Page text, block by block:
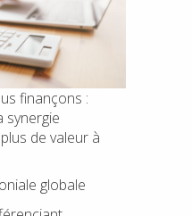
finançons :
synergie
de valeur à
globale